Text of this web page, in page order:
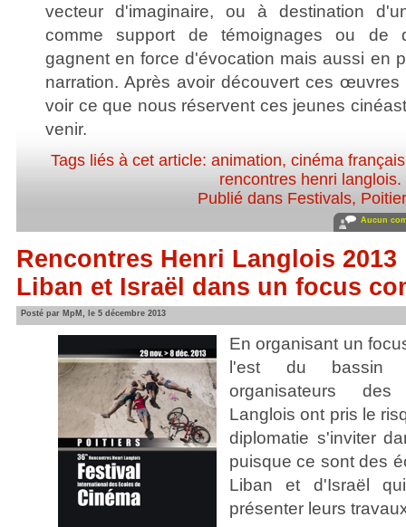
vecteur d'imaginaire, ou à destination
comme support de témoignages ou de
gagnent en force d'évocation mais aussi en
narration. Après avoir découvert ces
voir ce que nous réservent ces jeunes
venir.
Tags liés à cet article: animation, cinéma français
rencontres henri langlois.
Publié dans Festivals,
Aucun
Rencontres Henri Langlois
Liban et Israël dans un focus
Posté par MpM, le 5 décembre 2013
En organisant un
l'est du bassin
organisateurs
Langlois ont pris le
diplomatie s'inviter
puisque ce sont des
Liban et d'Israël
présenter leurs